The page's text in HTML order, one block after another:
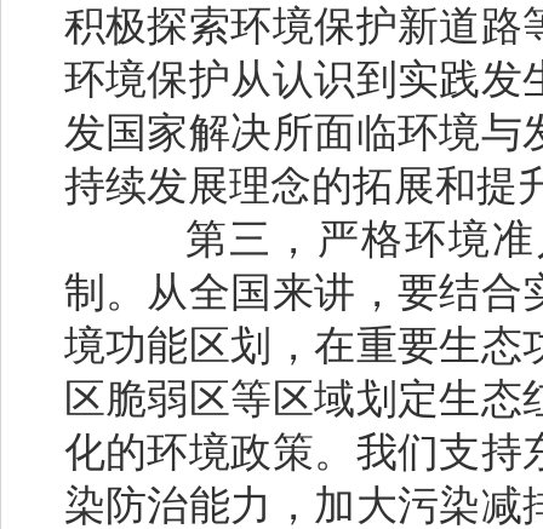
积极探索环境保护新道路
环境保护从认识到实践发
发国家解决所面临环境与
持续发展理念的拓展和提
第三，严格环境准
制。从全国来讲，要结合
境功能区划，在重要生态
区脆弱区等区域划定生
化的环境政策。我们支持
染防治能力，加大污染减